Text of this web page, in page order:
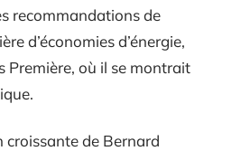
recommandations de
d’économies d’énergie,
Première, où il se montrait
croissante de Bernard